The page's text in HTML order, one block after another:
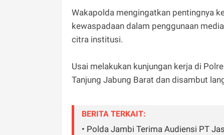
Wakapolda mengingatkan pentingnya
kewaspadaan dalam penggunaan
citra institusi.
Usai melakukan kunjungan kerja di
Tanjung Jabung Barat dan disambut
BERITA TERKAIT:
• Polda Jambi Terima Audiensi PT